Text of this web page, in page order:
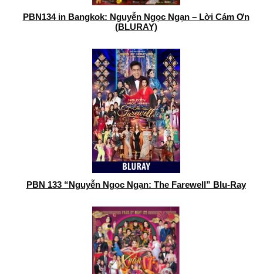
PBN134 in Bangkok: Nguyễn Ngọc Ngạn – Lời Cám Ơn
(BLURAY)
PBN 133 “Nguyễn Ngọc Ngạn: The Farewell” Blu-Ray